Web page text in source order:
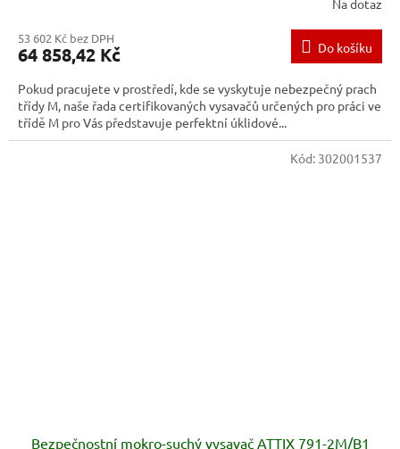
53 602 Kč bez DPH
64 858,42 Kč Do košíku
Pokud pracujete v prostředí, kde se vyskytuje nebezpečný prach
třídy M, naše řada certifikovaných vysavačů určených pro práci ve
třídě M pro Vás představuje perfektní úklidové...
Bezpečnostní mokro-suchý vysavač ATTIX 791-2M/B1
Kód: 302001537